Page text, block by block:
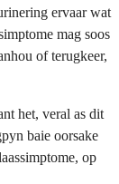
ervaar wat
mag soos
of terugkeer,
het, veral as dit
baie oorsake
op